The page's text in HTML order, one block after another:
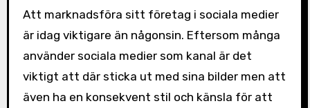
Att marknadsföra sitt företag i sociala medier
är idag viktigare än någonsin. Eftersom många
använder sociala medier som kanal är det
viktigt att där sticka ut med sina bilder men att
även ha en konsekvent stil och känsla för att